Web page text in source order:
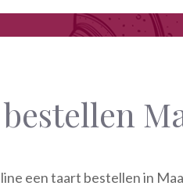
een taart bestellen in